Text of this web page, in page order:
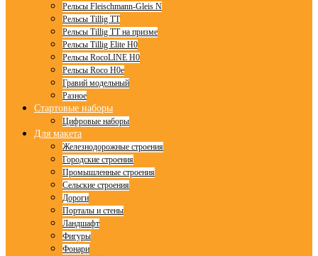
Рельсы Fleischmann-Gleis N
Рельсы Tillig TT
Рельсы Tillig TT на призме
Рельсы Tillig Elite H0
Рельсы RocoLINE H0
Рельсы Roco H0e
Гравий модельный
Разное
Стартовые наборы
Цифровые наборы
Для макета
Железнодорожные строения
Городские строения
Промышленные строения
Сельские строения
Дороги
Порталы и стены
Ландшафт
Фигуры
Фонари